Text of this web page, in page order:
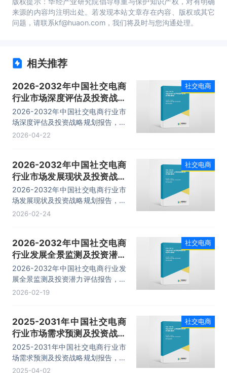
来源的内容均注明出处。若发现本站文章存在内容、版权或其它
问题，请联系kf@huaon.com，我们将及时与您沟通处理。
相关推荐
2026-2032年中国社交电商
行业市场深度评估及投资战略
规划报告
2026-2032年中国社交电商行业市
场深度评估及投资战略规划报告，主
要包括行业运营模式分析、典型案例
2026-04-22
社交电商
2026-2032年中国社交电商
行业市场发展现状及投资战略
规划报告
2026-2032年中国社交电商行业市
场发展现状及投资战略规划报告，主
要包括市场发展情况、重点企业经营
2026-02-24
社交电商
2026-2032年中国社交电商
行业发展全景监测及投资潜力
评估报告
2026-2032年中国社交电商行业发
展全景监测及投资潜力评估报告，主
要包括行业竞争格局及投融资分析、
等内容。
2026-02-19
社交电商
2025-2031年中国社交电商
行业市场需求预测及投资战略
规划报告
2025-2031年中国社交电商行业市
场需求预测及投资战略规划报告，主
要包括行业运营模式分析、典型案例
2025-04-02
社交电商